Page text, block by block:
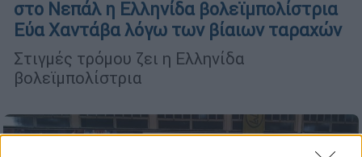
στο Νεπάλ η Ελληνίδα βολεϊμπολίστρια
Εύα Χαντάβα λόγω των βίαιων ταραχών
Στιγμές τρόμου ζει η Ελληνίδα
βολεϊμπολίστρια